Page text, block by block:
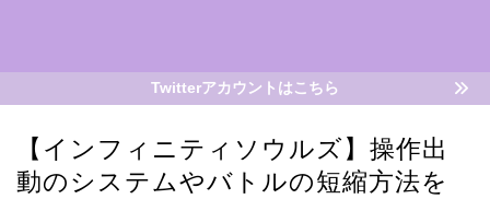
Twitterアカウントはこちら
【インフィニティソウルズ】操作出
動のシステムやバトルの短縮方法を